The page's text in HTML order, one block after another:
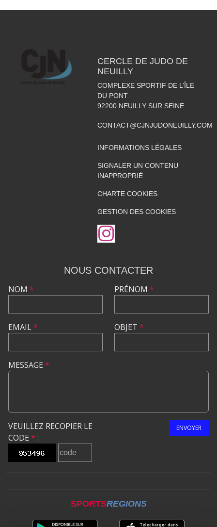
CERCLE DE JUDO DE
NEUILLY
COMPLEXE SPORTIF DE L’ÎLE
DU PONT
92200 NEUILLY SUR SEINE
CONTACT@CJNJUDONEUILLY.COM
INFORMATIONS LÉGALES
SIGNALER UN CONTENU
INAPPROPRIÉ
CHARTE COOKIES
GESTION DES COOKIES
NOUS CONTACTER
NOM *
EMAIL*
PRÉNOM *
OBJET *
MESSAGE *
VEUILLEZ RECOPIER LE
CODE * :
ENVOYER
SPORTSREGIONS